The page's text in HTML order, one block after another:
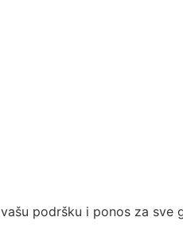
podršku i ponos za sve